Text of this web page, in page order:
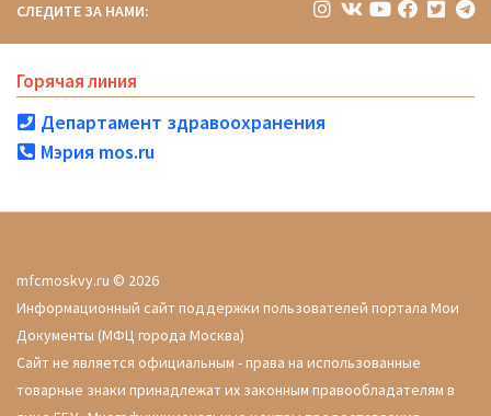
СЛЕДИТЕ ЗА НАМИ:
Горячая линия
Департамент здравоохранения
Мэрия mos.ru
mfcmoskvy.ru © 2026
Информационный сайт поддержки пользователей портала Мои
Документы (МФЦ города Москва)
Сайт не является официальным - права на использованные
товарные знаки принадлежат их законным правообладателям в